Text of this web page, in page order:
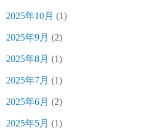
2025年10月 (1)
2025年9月 (2)
2025年8月 (1)
2025年7月 (1)
2025年6月 (2)
2025年5月 (1)